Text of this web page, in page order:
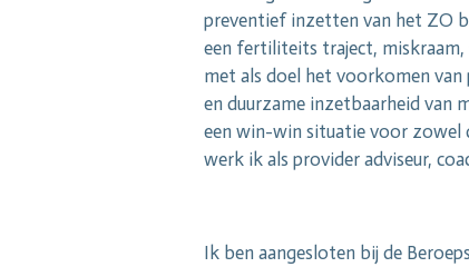
preventief inzetten van het ZO
een fertiliteits traject,
met als doel het voorkomen
en duurzame inzetbaarheid van
een win-win situatie voor zowel
werk ik als provider adviseur,
Ik ben aangesloten bij de